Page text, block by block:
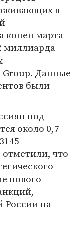
в
конец марта
миллиарда
Group. Данные
были
под
около 0,7
что
нового
России на